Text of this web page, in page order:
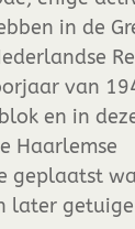
in de
van
en in
Haarlemse
geplaatst
later